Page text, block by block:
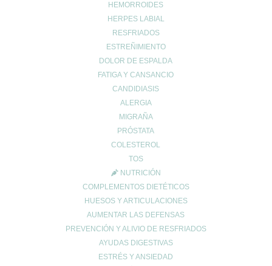
HEMORROIDES
HERPES LABIAL
RESFRIADOS
ESTREÑIMIENTO
DOLOR DE ESPALDA
FATIGA Y CANSANCIO
CANDIDIASIS
ALERGIA
MIGRAÑA
PRÓSTATA
COLESTEROL
TOS
NUTRICIÓN
COMPLEMENTOS DIETÉTICOS
HUESOS Y ARTICULACIONES
AUMENTAR LAS DEFENSAS
PREVENCIÓN Y ALIVIO DE RESFRIADOS
AYUDAS DIGESTIVAS
ESTRÉS Y ANSIEDAD
INFO LEGAL
Síguenos en las
Redes Sociales